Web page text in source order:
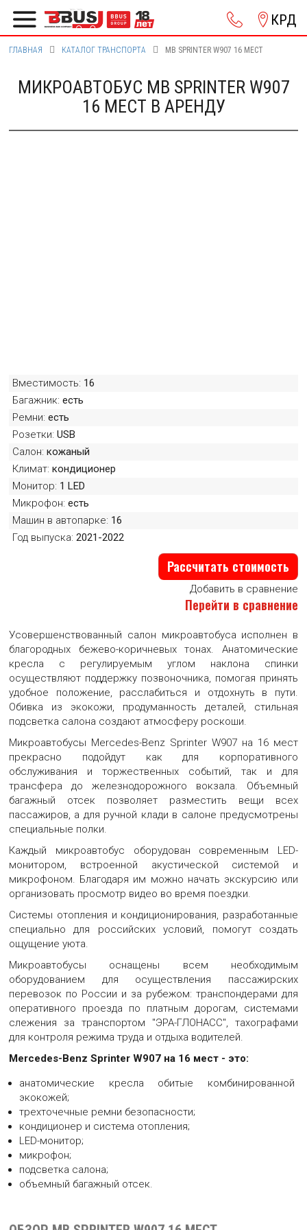
КРД
ГЛАВНАЯ КАТАЛОГ ТРАНСПОРТА MB SPRINTER W907 16 МЕСТ
МИКРОАВТОБУС MB SPRINTER W907
16 МЕСТ В АРЕНДУ
Вместимость: 16
Багажник: есть
Ремни: есть
Розетки: USB
Салон: кожаный
Климат: кондиционер
Монитор: 1 LED
Микрофон: есть
Машин в автопарке: 16
Год выпуска: 2021-2022
Рассчитать стоимость
Добавить в сравнение
Перейти в сравнение
Усовершенствованный салон микроавтобуса исполнен в
благородных бежево-коричневых тонах. Анатомические
кресла с регулируемым углом наклона спинки
осуществляют поддержку позвоночника, помогая принять
удобное положение, расслабиться и отдохнуть в пути.
Обивка из экокожи, продуманность деталей, стильная
подсветка салона создают атмосферу роскоши.
Микроавтобусы Mercedes-Benz Sprinter W907 на 16 мест
прекрасно подойдут как для корпоративного
обслуживания и торжественных событий, так и для
трансфера до железнодорожного вокзала. Объемный
багажный отсек позволяет разместить вещи всех
пассажиров, а для ручной клади в салоне предусмотрены
специальные полки.
Каждый микроавтобус оборудован современным LED-
монитором, встроенной акустической системой и
микрофоном. Благодаря им можно начать экскурсию или
организовать просмотр видео во время поездки.
Системы отопления и кондиционирования, разработанные
специально для российских условий, помогут создать
ощущение уюта.
Микроавтобусы оснащены всем необходимым
оборудованием для осуществления пассажирских
перевозок по России и за рубежом: транспондерами для
оперативного проезда по платным дорогам, системами
слежения за транспортом "ЭРА-ГЛОНАСС", тахографами
для контроля режима труда и отдыха водителей.
Mercedes-Benz Sprinter W907 на 16 мест - это:
анатомические кресла обитые комбинированной
экокожей;
трехточечные ремни безопасности;
кондиционер и система отопления;
LED-монитор;
микрофон;
подсветка салона;
объемный багажный отсек.